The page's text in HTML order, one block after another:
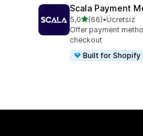
Scala Payment
5,05 yıldız üzerinden
(66)
toplam 66•Ücretsiz
Offer payment
checkout
Built for Shopify